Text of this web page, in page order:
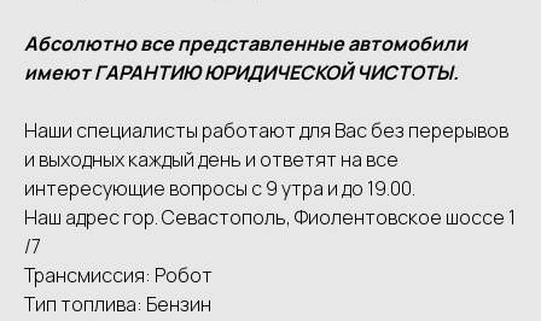
Абсолютно все представленные автомобили
имеют ГАРАНТИЮ ЮРИДИЧЕСКОЙ ЧИСТОТЫ.
Наши специалисты работают для Вас без перерывов
и выходных каждый день и ответят на все
интересующие вопросы с 9 утра и до 19.00.
Наш адрес гор. Севастополь, Фиолентовское шоссе 1
/7
Трансмиссия: Робот
Тип топлива: Бензин